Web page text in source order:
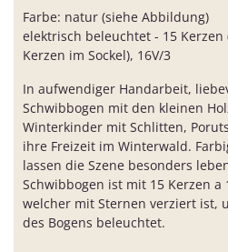
Farbe: natur (siehe Abbildung)
elektrisch beleuchtet - 15 Kerzen
Kerzen im Sockel), 16V/3
In aufwendiger Handarbeit,
Schwibbogen mit den kleinen
Winterkinder mit Schlitten,
ihre Freizeit im Winterwald.
lassen die Szene besonders
Schwibbogen ist mit 15 Kerzen a
welcher mit Sternen verziert ist,
des Bogens beleuchtet.